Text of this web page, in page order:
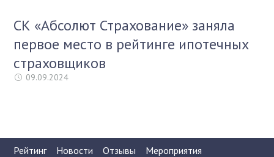
СК «Абсолют Страхование» заняла
первое место в рейтинге ипотечных
страховщиков
09.09.2024
Рейтинг Новости Отзывы
Мероприятия